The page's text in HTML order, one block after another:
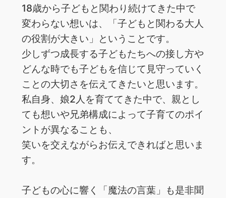
18歳から子どもと関わり続けてきた中で
変わらない想いは、「子どもと関わる大人
の役割が大きい」ということです。
少しずつ成長する子どもたちへの接し方や
どんな時でも子どもを信じて見守っていく
ことの大切さを伝えてきたいと思います。
私自身、娘2人を育ててきた中で、親とし
ても想いや兄弟構成によって子育てのポイ
ントが異なることも、
笑いを交えながらお伝えできればと思いま
す。
子どもの心に響く「魔法の言葉」も是非聞